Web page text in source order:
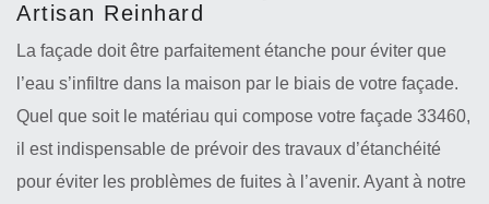
Artisan Reinhard
La façade doit être parfaitement étanche pour éviter que
l’eau s’infiltre dans la maison par le biais de votre façade.
Quel que soit le matériau qui compose votre façade 33460,
il est indispensable de prévoir des travaux d’étanchéité
pour éviter les problèmes de fuites à l’avenir. Ayant à notre